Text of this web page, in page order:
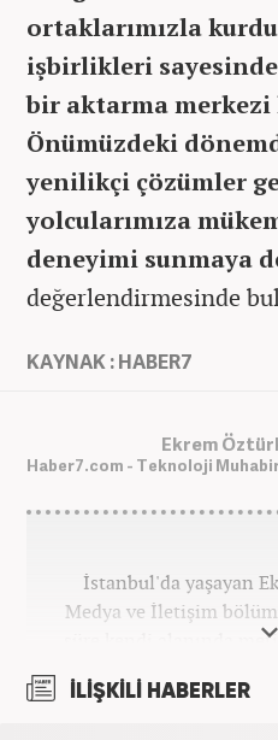
ortaklarımızla
işbirlikleri
bir aktarma
Önümüzdeki
yenilikçi çözümler
yolcularımıza
deneyimi sunmaya
değerlendirmesinde
KAYNAK : HABER7
Ekrem
Haber7.com - Teknoloji
İstanbul'da yaşayan
Medya ve İletişim
süre kendi alanında
şu an Haber7.com'da
yapmaktadır. Ayrıca
İLİŞKİLİ HABERLER